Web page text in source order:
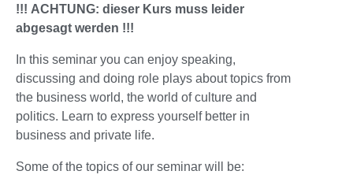
!!! ACHTUNG: dieser Kurs muss leider
abgesagt werden !!!
In this seminar you can enjoy speaking,
discussing and doing role plays about topics from
the business world, the world of culture and
politics. Learn to express yourself better in
business and private life.
Some of the topics of our seminar will be: